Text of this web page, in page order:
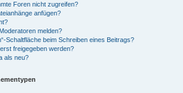
Foren nicht zugreifen?
anfügen?
melden?
Schaltfläche beim Schreiben eines Beitrags?
freigegeben werden?
als neu?